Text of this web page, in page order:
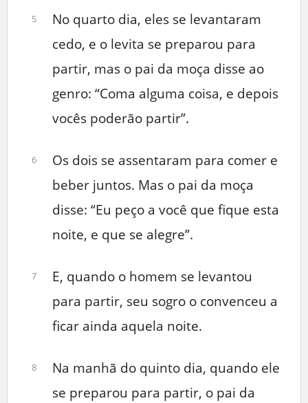
5
No quarto dia, eles se levantaram
cedo, e o levita se preparou para
partir, mas o pai da moça disse ao
genro: “Coma alguma coisa, e depois
vocês poderão partir”.
6
Os dois se assentaram para comer e
beber juntos. Mas o pai da moça
disse: “Eu peço a você que fique esta
noite, e que se alegre”.
7
E, quando o homem se levantou
para partir, seu sogro o convenceu a
ficar ainda aquela noite.
8
Na manhã do quinto dia, quando ele
se preparou para partir, o pai da